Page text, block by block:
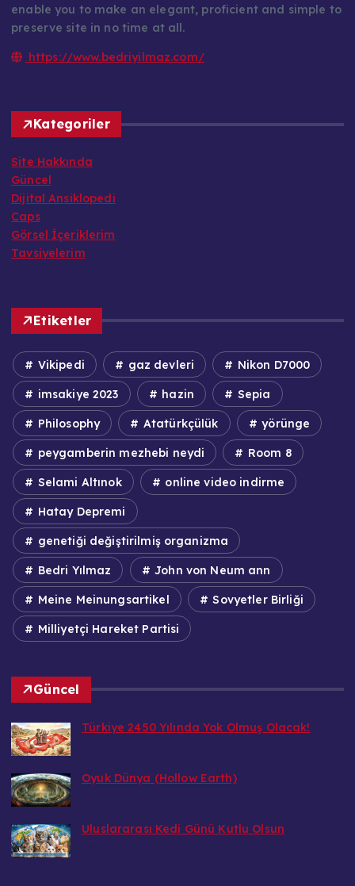
enable you to make an elegant, proficient and simple to
preserve site in no time at all.
https://www.bedriyilmaz.com/
Kategoriler
Site Hakkında
Güncel
Dijital Ansiklopedi
Caps
Görsel İçeriklerim
Tavsiyelerim
Etiketler
Vikipedi gaz devleri Nikon D7000
imsakiye 2023 hazin Sepia
Philosophy Atatürkçülük yörünge
peygamberin mezhebi neydi Room 8
Selami Altınok online video indirme
Hatay Depremi
genetiği değiştirilmiş organizma
Bedri Yılmaz John von Neum ann
Meine Meinungsartikel Sovyetler Birliği
Milliyetçi Hareket Partisi
Güncel
Türkiye 2450 Yılında Yok Olmuş Olacak!
Oyuk Dünya (Hollow Earth)
Uluslararası Kedi Günü Kutlu Olsun